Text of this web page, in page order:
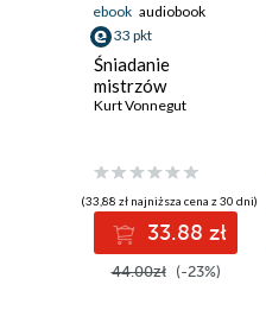
ebook audiobook
33 pkt
Śniadanie
mistrzów
Kurt Vonnegut
(33,88 zł najniższa cena z 30 dni)
33.88 zł
44.00zł (-23%)